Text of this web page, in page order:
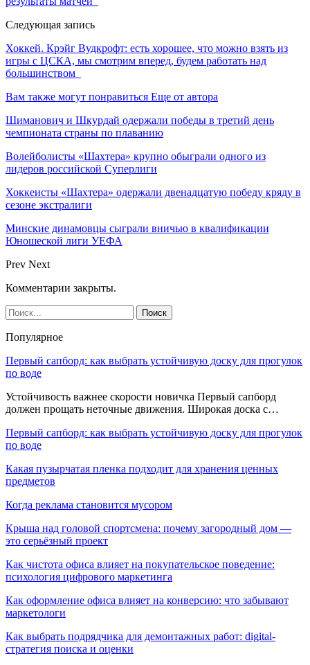
Следующая запись
Хоккей. Крэйг Вудкрофт: есть хорошее, что можно взять из
игры с ЦСКА, мы смотрим вперед, будем работать над
большинством
Вам также могут понравиться Еще от автора
Шиманович и Шкурдай одержали победы в третий день
чемпионата страны по плаванию
Волейболисты «Шахтера» крупно обыграли одного из
лидеров российской Суперлиги
Хоккеисты «Шахтера» одержали двенадцатую победу кряду в
сезоне экстралиги
Минские динамовцы сыграли вничью в квалификации
Юношеской лиги УЕФА
Prev Next
Комментарии закрыты.
Популярное
Первый сапборд: как выбрать устойчивую доску для прогулок
по воде
Устойчивость важнее скорости новичка Первый сапборд
должен прощать неточные движения. Широкая доска с…
Первый сапборд: как выбрать устойчивую доску для прогулок
по воде
Какая пузырчатая пленка подходит для хранения ценных
предметов
Когда реклама становится мусором
Крыша над головой спортсмена: почему загородный дом —
это серьёзный проект
Как чистота офиса влияет на покупательское поведение:
психология цифрового маркетинга
Как оформление офиса влияет на конверсию: что забывают
маркетологи
Как выбрать подрядчика для демонтажных работ: digital-
стратегия поиска и оценки